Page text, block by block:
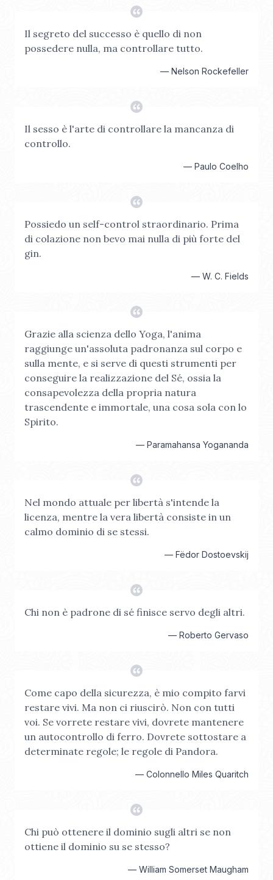
Il segreto del successo è quello di non
possedere nulla, ma controllare tutto.
— Nelson Rockefeller
Il sesso è l'arte di controllare la mancanza di
controllo.
— Paulo Coelho
Possiedo un self-control straordinario. Prima
di colazione non bevo mai nulla di più forte del
gin.
— W. C. Fields
Grazie alla scienza dello Yoga, l'anima
raggiunge un'assoluta padronanza sul corpo e
sulla mente, e si serve di questi strumenti per
conseguire la realizzazione del Sé, ossia la
consapevolezza della propria natura
trascendente e immortale, una cosa sola con lo
Spirito.
— Paramahansa Yogananda
Nel mondo attuale per libertà s'intende la
licenza, mentre la vera libertà consiste in un
calmo dominio di se stessi.
— Fëdor Dostoevskij
Chi non è padrone di sé finisce servo degli altri.
— Roberto Gervaso
Come capo della sicurezza, è mio compito farvi
restare vivi. Ma non ci riuscirò. Non con tutti
voi. Se vorrete restare vivi, dovrete mantenere
un autocontrollo di ferro. Dovrete sottostare a
determinate regole; le regole di Pandora.
— Colonnello Miles Quaritch
Chi può ottenere il dominio sugli altri se non
ottiene il dominio su se stesso?
— William Somerset Maugham